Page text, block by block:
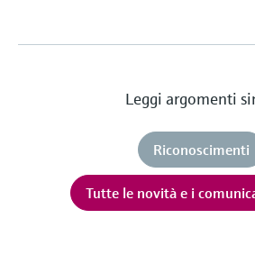
Leggi argomenti
Riconoscimenti
Tutte le novità e i